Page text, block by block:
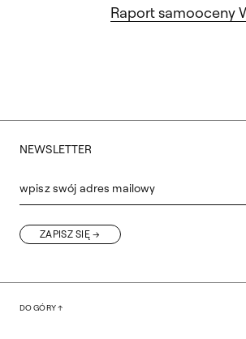
Raport samooceny
NEWSLETTER
wpisz swój adres mailowy
ZAPISZ SIĘ
DO GÓRY